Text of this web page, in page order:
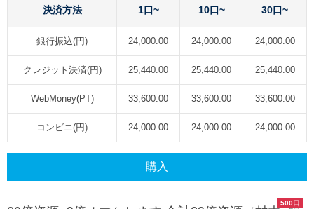
決済方法 1口~ 10口~ 30口~
銀行振込(円) 24,000.00 24,000.00 24,000.00
クレジット決済(円) 25,440.00 25,440.00 25,440.00
WebMoney(PT) 33,600.00 33,600.00 33,600.00
コンビニ(円) 24,000.00 24,000.00 24,000.00
購入
500口